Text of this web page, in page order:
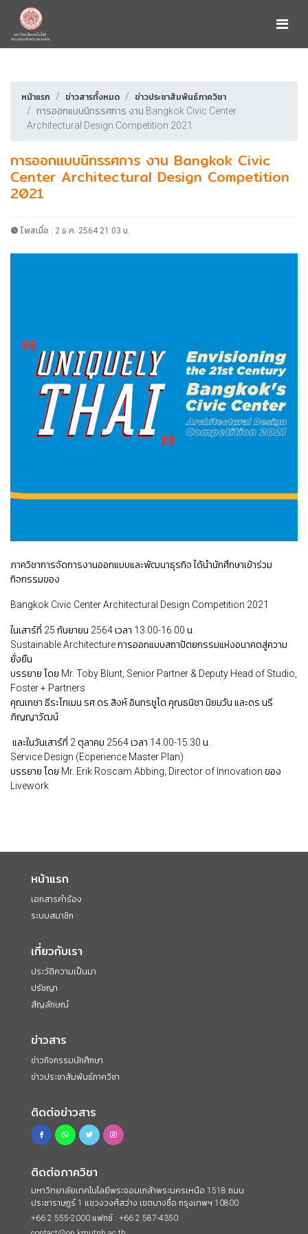
หน้าแรก ข่าวสารทั้งหมด ข่าวประชาสัมพันธ์ภาควิชา
การออกแบบนิทรรศการ งาน Bangkok Civic Center
Architectural Design Competition 2021
การออกแบบนิทรรศการ งาน Bangkok Civic
Center Architectural Design Competition
2021
โพสเมื่อ : 2 ธ.ค. 2564 21:03 น.
ภาควิชาการจัดการงานออกแบบและพัฒนาธุรกิจ ได้นำนักศึกษาเข้าร่วม
กิจกรรมของ
Bangkok Civic Center Architectural Design Competition 2021
ในเสาร์ที่ 25 กันยายน 2564 เวลา 13.00-16.00 น.
Sustainable Architecture การออกแบบสถาปัตยกรรมแห่งอนาคตสู่ความ
ยั่งยืน
บรรยาย โดย Mr. Toby Blunt, Senior Partner & Deputy Head of Studio,
Foster + Partners
คุณเกชา ธีระโกเมน รศ.ดร.สิงห์ อินทรชูโต คุณธนิชา นิยมวัน และดร.นรี
ภิญญาวัฒน์
และในวันเสาร์ที่ 2 ตุลาคม 2564 เวลา 14.00-15.30 น.
Service Design (Ecperience Master Plan)
บรรยาย โดย Mr. Erik Roscam Abbing, Director of Innovation ของ
Livework
หน้าแรก
เอกสารคำร้อง
ระบบสมาชิก
เกี่ยวกับเรา
ประวัติความเป็นมา
ปรัชญา
สัญลักษณ์
ข่าวสาร
ข่าวกิจกรรมนักศึกษา
ข่าวประชาสัมพันธ์ภาควิชา
ติดต่อข่าวสาร
ติดต่อภาควิชา
มหาวิทยาลัยเทคโนโลยีพระจอมเกล้าพระนครเหนือ 1518 ถนน
ประชาราษฎร์ 1 แขวงวงศ์สว่าง เขตบางซื่อ กรุงเทพฯ 10800
+66 2 555-2000 แฟกซ์ : +66 2 587-4350